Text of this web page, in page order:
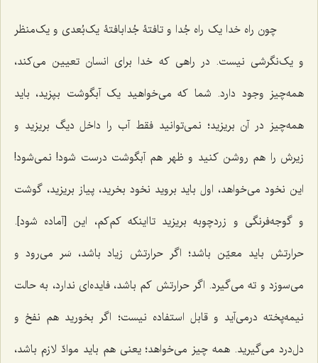
چون راه خدا یک راه جُدا و تافتۀ جُدابافتۀ یک‌بُعدی و یک‌منظر
و یک‌نگرشی نیست. در راهی که خدا برای انسان تعیین می‌کند،
همه‌چیز وجود دارد. شما که می‌خواهید یک آبگوشت بپزید، باید
همه‌چیز در آن بریزید؛ نمی‌توانید فقط آب را داخل دیگ بریزید و
زیرش را هم روشن کنید و ظهر هم آبگوشت درست شود! نمی‌شود!
این نخود می‌خواهد، اول باید بروید نخود بخرید، پیاز بریزید، گوشت
و گوجه‌فرنگی و زردچوبه بریزید تا اینکه کم‌کم، این [آماده شود].
حرارتش باید معیّن باشد؛ اگر حرارتش زیاد باشد، سَر می‌رود و
می‌سوزد و ته می‌گیرد. اگر حرارتش کم باشد، فایده‌ای ندارد، به حالت
نیمه‌پخته درمی‌آید و قابل استفاده نیست؛ اگر بخورید هم نفخ و
دل‌درد می‌گیرید. همه چیز می‌خواهد؛ یعنی هم باید موادّ لازم باشد،